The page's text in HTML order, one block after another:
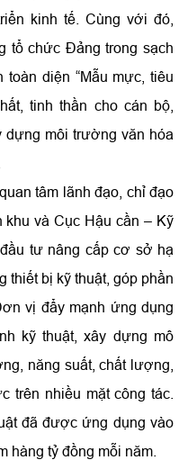
kinh tế. Cùng với đó,
tổ chức Đảng trong sạch
diện “Mẫu mực, tiêu
tinh thần cho cán bộ,
dựng môi trường văn hóa
tâm lãnh đạo, chỉ đạo
và Cục Hậu cần – Kỹ
tư nâng cấp cơ sở hạ
thiết bị kỹ thuật, góp phần
vị đẩy mạnh ứng dụng
kỹ thuật, xây dựng mô
năng suất, chất lượng,
trên nhiều mặt công tác.
đã được ứng dụng vào
hàng tỷ đồng mỗi năm.